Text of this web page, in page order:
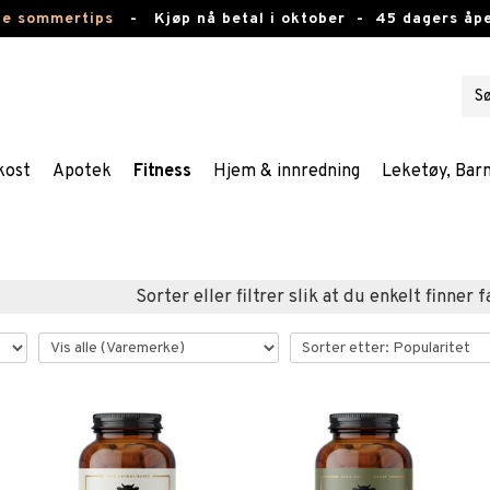
sommertips - Kjøp nå betal i oktober - 45 dagers
Apotek Fitness Hjem & innredning Leketøy,
Sorter eller filtrer slik at du enkelt finner